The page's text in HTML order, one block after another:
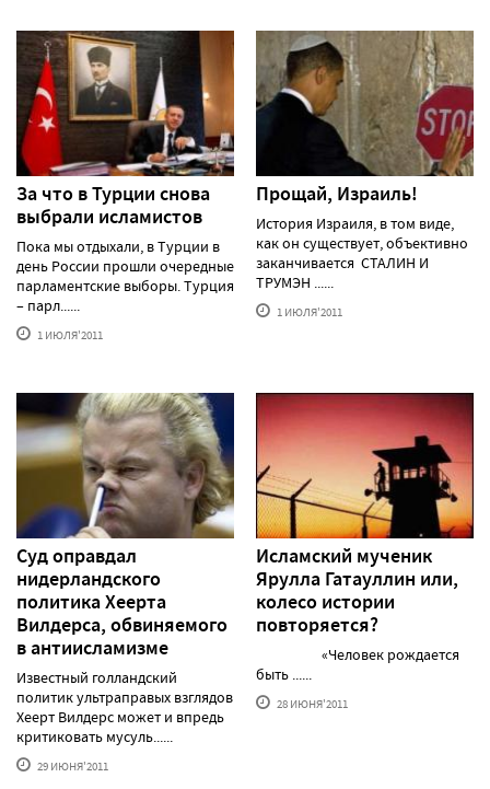
За что в Турции снова
выбрали исламистов
Пока мы отдыхали, в Турции в
день России прошли очередные
парламентские выборы. Турция
– парл......
1 ИЮЛЯ'2011
Прощай, Израиль!
История Израиля, в том виде,
как он существует, объективно
заканчивается СТАЛИН И
ТРУМЭН ......
1 ИЮЛЯ'2011
Суд оправдал
нидерландского
политика Хеерта
Вилдерса, обвиняемого
в антиисламизме
Известный голландский
политик ультраправых взглядов
Хеерт Вилдерс может и впредь
критиковать мусуль......
29 ИЮНЯ'2011
Исламский мученик
Ярулла Гатауллин или,
колесо истории
повторяется?
«Человек рождается
быть ......
28 ИЮНЯ'2011